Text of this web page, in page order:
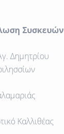
Συσκευών
Δημητρίου
Καλλιθέας